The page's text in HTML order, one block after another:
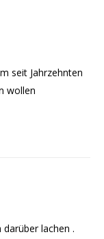
seit Jahrzehnten
wollen
lachen .